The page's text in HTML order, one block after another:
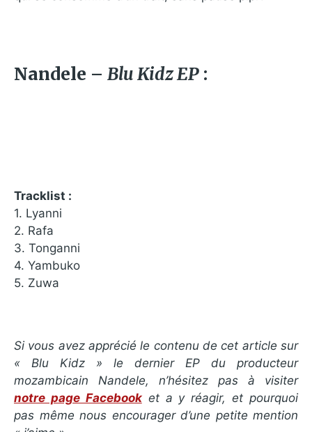
Nandele – Blu Kidz EP :
Tracklist :
1. Lyanni
2. Rafa
3. Tonganni
4. Yambuko
5. Zuwa
Si vous avez apprécié le contenu de cet article sur
« Blu Kidz » le dernier EP du producteur
mozambicain Nandele, n’hésitez pas à visiter
notre page Facebooket a y réagir, et pourquoi
pas même nous encourager d’une petite mention